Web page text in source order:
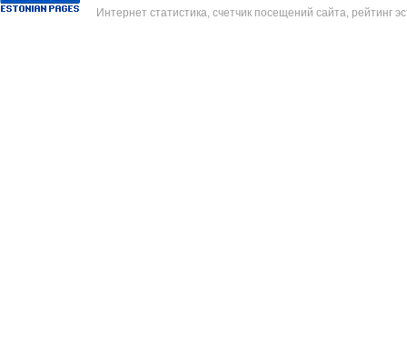
Интернет статистика, счетчик посещений сайта, рейтинг